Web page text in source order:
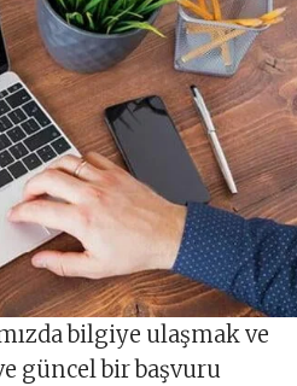
bilgiye ulaşmak ve
güncel bir başvuru